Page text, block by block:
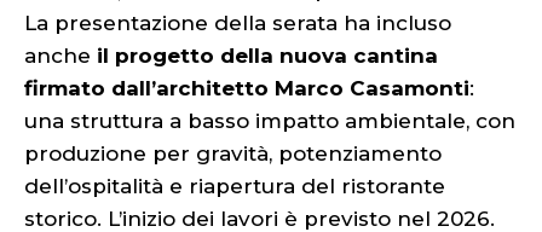
La presentazione della serata ha incluso
anche il progetto della nuova cantina
firmato dall’architetto Marco Casamonti:
una struttura a basso impatto ambientale, con
produzione per gravità, potenziamento
dell’ospitalità e riapertura del ristorante
storico. L’inizio dei lavori è previsto nel 2026.